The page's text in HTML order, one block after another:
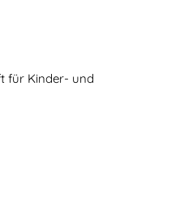
für Kinder- und